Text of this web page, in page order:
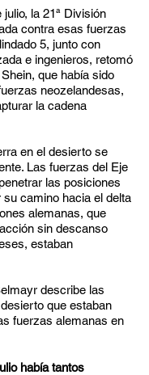
la 21ª División
contra esas fuerzas
5, junto con
e ingenieros, retomó
que había sido
neozelandesas,
la cadena
en el desierto se
Las fuerzas del Eje
las posiciones
camino hacia el delta
alemanas, que
sin descanso
estaban
describe las
que estaban
fuerzas alemanas en
había tantos